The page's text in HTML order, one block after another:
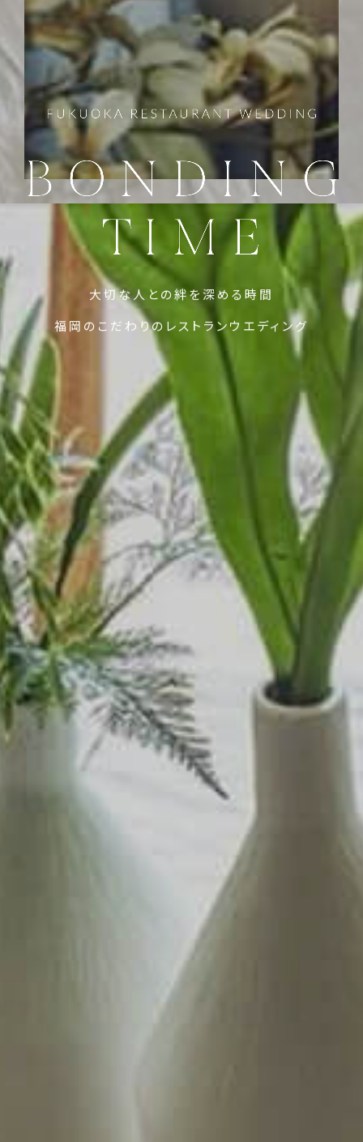
大切な人との絆を深める時間
福岡のこだわりのレストランウエディング